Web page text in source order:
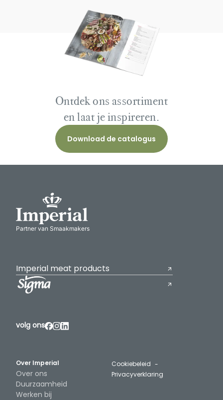
Ontdek ons assortiment
en laat je inspireren.
Download de catalogus
Partner van Smaakmakers
Imperial meat products
Over Imperial
Over ons
Duurzaamheid
Werken bij
volg ons
Cookiebeleid
Privacyverklaring